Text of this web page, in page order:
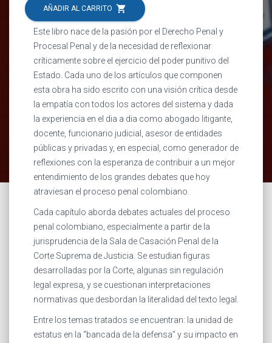
AÑADIR AL CARRITO shopping_cart
Este libro nace de la pasión por el Derecho Penal y
Procesal Penal y de la necesidad de reflexionar
críticamente sobre el ejercicio del poder punitivo del
Estado. Cada uno de los artículos que componen
esta obra ha sido escrito con una visión crítica desde
la empatía con todos los actores del sistema y dada
la experiencia en el dia a dia como abogado litigante,
docente, funcionario judicial, asesor de entidades
públicas y privadas y, en especial, como generador de
reflexiones con la esperanza de contribuir a un mejor
entendimiento de los grandes debates que hoy
atraviesan el proceso penal colombiano.
Cada capítulo aborda debates actuales del proceso
penal colombiano, especialmente a partir de la
jurisprudencia de la Sala de Casación Penal de la
Corte Suprema de Justicia. Se estudian figuras
desarrolladas por la Corte, algunas sin regulación
legal expresa, y se cuestionan interpretaciones
normativas que desbordan la literalidad del texto legal.
Entre los temas tratados se encuentran: la unidad de
estatus en la “bancada de la defensa” y su impacto en